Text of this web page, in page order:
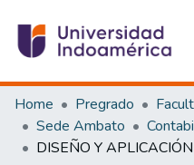
Communities & Collections
All of DSpace
Statistics
Home Pregrado
Sede Ambato